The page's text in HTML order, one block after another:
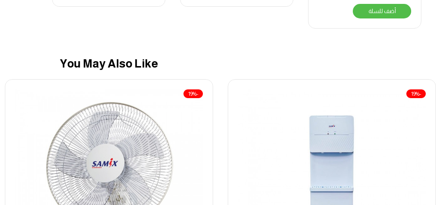
أضف للسلة
You May Also Like
-19%
-19%